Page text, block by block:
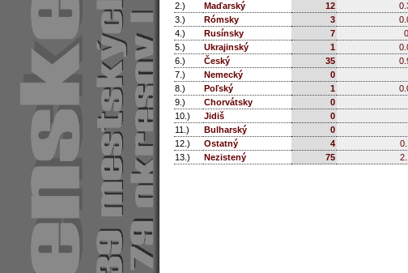
2.)
Maďarský 12
3.)
Rómsky 3
4.)
Rusínsky 7
5.)
Ukrajinský 1
6.)
Český 35
7.)
Nemecký 0
8.)
Poľský 1
9.)
Chorvátsky 0
10.)
Jidiš 0
11.)
Bulharský 0
12.)
Ostatný 4
13.)
Nezistený 75